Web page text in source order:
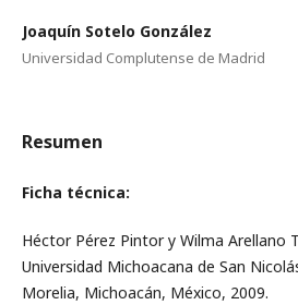
Joaquín Sotelo González
Universidad Complutense de Madrid
Resumen
Ficha técnica:
Héctor Pérez Pintor y Wilma Arellano
Universidad Michoacana de San
Morelia, Michoacán, México, 2009.